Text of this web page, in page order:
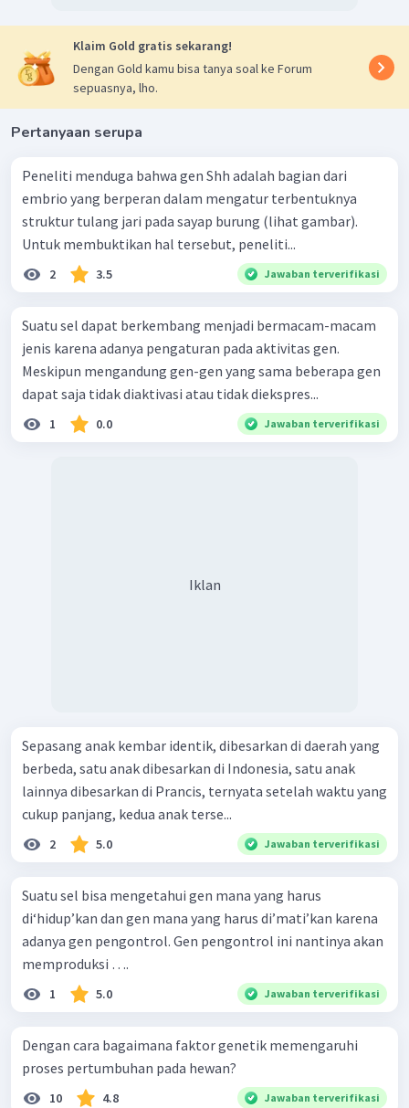
Klaim Gold gratis sekarang!
Dengan Gold kamu bisa tanya soal ke Forum
sepuasnya, lho.
Pertanyaan serupa
Peneliti menduga bahwa gen Shh adalah bagian dari
embrio yang berperan dalam mengatur terbentuknya
struktur tulang jari pada sayap burung (lihat gambar).
Untuk membuktikan hal tersebut, peneliti...
2 3.5 Jawaban terverifikasi
Suatu sel dapat berkembang menjadi bermacam-macam
jenis karena adanya pengaturan pada aktivitas gen.
Meskipun mengandung gen-gen yang sama beberapa gen
dapat saja tidak diaktivasi atau tidak diekspres...
1 0.0 Jawaban terverifikasi
Iklan
Sepasang anak kembar identik, dibesarkan di daerah yang
berbeda, satu anak dibesarkan di Indonesia, satu anak
lainnya dibesarkan di Prancis, ternyata setelah waktu yang
cukup panjang, kedua anak terse...
2 5.0 Jawaban terverifikasi
Suatu sel bisa mengetahui gen mana yang harus
di‘hidup’kan dan gen mana yang harus di’mati’kan karena
adanya gen pengontrol. Gen pengontrol ini nantinya akan
memproduksi ….
1 5.0 Jawaban terverifikasi
Dengan cara bagaimana faktor genetik memengaruhi
proses pertumbuhan pada hewan?
10 4.8 Jawaban terverifikasi